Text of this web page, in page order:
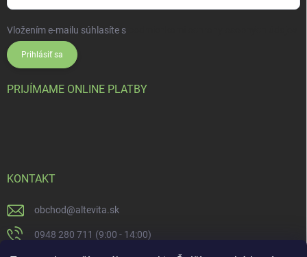
Vložením e-mailu súhlasíte s
Prihlásiť sa
PRIJÍMAME ONLINE PLATBY
KONTAKT
obchod@altevita.sk
0948 280 711 (9:00 - 14:00)